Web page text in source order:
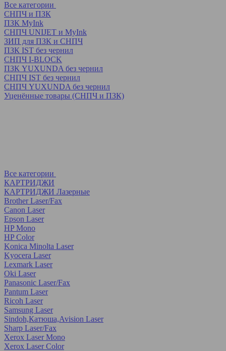
Все категории
СНПЧ и ПЗК
ПЗК MyInk
СНПЧ UNIJET и MyInk
ЗИП для ПЗК и СНПЧ
ПЗК IST без чернил
СНПЧ I-BLOCK
ПЗК YUXUNDA без чернил
СНПЧ IST без чернил
СНПЧ YUXUNDA без чернил
Уценённые товары (СНПЧ и ПЗК)
Все категории
КАРТРИДЖИ
КАРТРИДЖИ Лазерные
Brother Laser/Fax
Canon Laser
Epson Laser
HP Mono
HP Color
Konica Minolta Laser
Kyocera Laser
Lexmark Laser
Oki Laser
Panasonic Laser/Fax
Pantum Laser
Ricoh Laser
Samsung Laser
Sindoh,Катюша,Avision Laser
Sharp Laser/Fax
Xerox Laser Mono
Xerox Laser Color